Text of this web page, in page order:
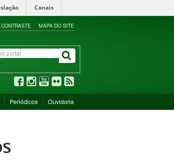
Canais
MAPA DO SITE
Periódicos Ouvidoria